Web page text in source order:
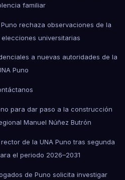
familiar
rechaza observaciones de la
universitarias
a nuevas autoridades de la
Puno
para dar paso a la construcción
Manuel Núñez Butrón
de la UNA Puno tras segunda
el periodo 2026–2031
de Puno solicita investigar